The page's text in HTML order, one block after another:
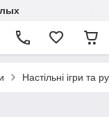
Настільні ігри та